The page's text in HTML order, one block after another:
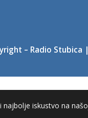
– Radio Stubica
iskustvo na